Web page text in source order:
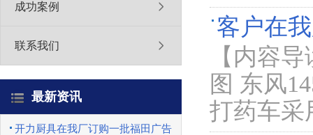
成功案例
联系我们
最新资讯
开力厨具在我厂订购一批福田广告
客户在
【内容
图 东风
打药车采